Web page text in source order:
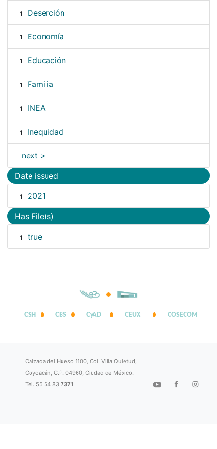
1 Deserción
1 Economía
1 Educación
1 Familia
1 INEA
1 Inequidad
next >
Date issued
1 2021
Has File(s)
1 true
CSH CBS CyAD CEUX COSECOM
Calzada del Hueso 1100, Col. Villa Quietud,
Coyoacán, C.P. 04960, Ciudad de México.
Tel. 55 54 837371